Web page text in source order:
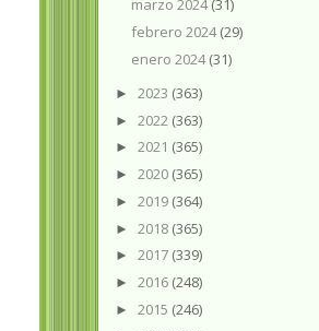
marzo 2024(31)
febrero 2024(29)
enero 2024(31)
► 2023 (363)
► 2022 (363)
► 2021 (365)
► 2020 (365)
► 2019 (364)
► 2018 (365)
► 2017 (339)
► 2016 (248)
► 2015 (246)